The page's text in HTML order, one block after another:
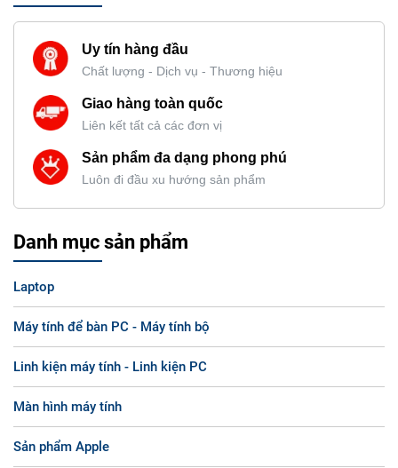
Uy tín hàng đầu
Chất lượng - Dịch vụ - Thương hiệu
Giao hàng toàn quốc
Liên kết tất cả các đơn vị
Sản phẩm đa dạng phong phú
Luôn đi đầu xu hướng sản phẩm
Danh mục sản phẩm
Laptop
Máy tính để bàn PC - Máy tính bộ
Linh kiện máy tính - Linh kiện PC
Màn hình máy tính
Sản phẩm Apple